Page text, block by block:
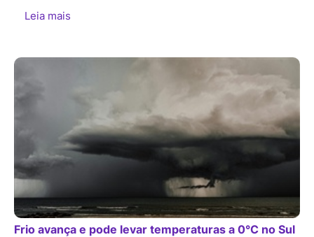
Leia mais
Frio avança e pode levar temperaturas a 0°C no Sul